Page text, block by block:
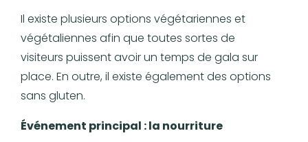
Il existe plusieurs options végétariennes et
végétaliennes afin que toutes sortes de
visiteurs puissent avoir un temps de gala sur
place. En outre, il existe également des options
sans gluten.
Événement principal : la nourriture